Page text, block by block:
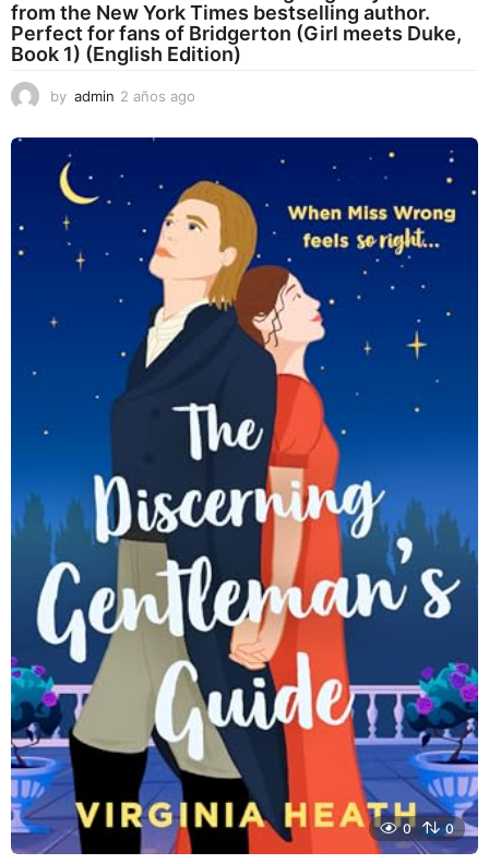
from the New York Times bestselling author.
Perfect for fans of Bridgerton (Girl meets Duke,
Book 1) (English Edition)
by admin 2 años ago
ñ
s
a
g
0 0